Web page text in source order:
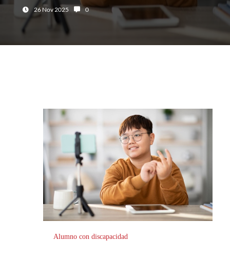
Fecha:
26 Nov 2025 Número de comentarios:
0
Alumno con discapacidad